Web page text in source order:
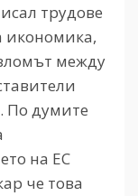
трудове
икономика,
между
По думите
на ЕС
че това